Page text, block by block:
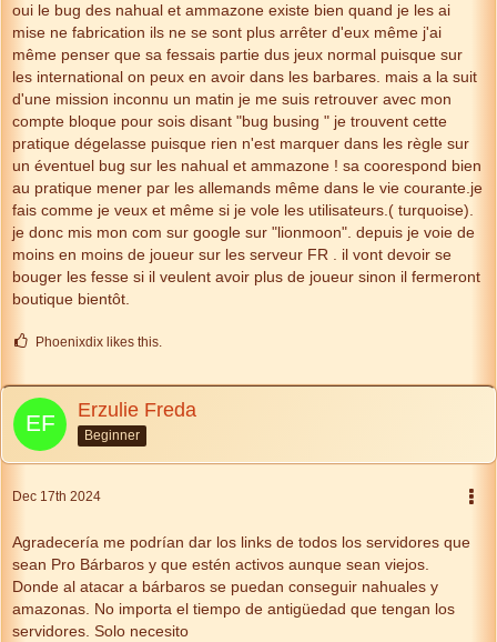
oui le bug des nahual et ammazone existe bien quand je les ai
mise ne fabrication ils ne se sont plus arrêter d'eux même j'ai
même penser que sa fessais partie dus jeux normal puisque sur
les international on peux en avoir dans les barbares. mais a la suit
d'une mission inconnu un matin je me suis retrouver avec mon
compte bloque pour sois disant "bug busing " je trouvent cette
pratique dégelasse puisque rien n'est marquer dans les règle sur
un éventuel bug sur les nahual et ammazone ! sa coorespond bien
au pratique mener par les allemands même dans le vie courante.je
fais comme je veux et même si je vole les utilisateurs.( turquoise).
je donc mis mon com sur google sur "lionmoon". depuis je voie de
moins en moins de joueur sur les serveur FR . il vont devoir se
bouger les fesse si il veulent avoir plus de joueur sinon il fermeront
boutique bientôt.
Phoenixdix likes this.
Erzulie Freda
Beginner
Dec 17th 2024
Agradecería me podrían dar los links de todos los servidores que
sean Pro Bárbaros y que estén activos aunque sean viejos.
Donde al atacar a bárbaros se puedan conseguir nahuales y
amazonas. No importa el tiempo de antigüedad que tengan los
servidores. Solo necesito